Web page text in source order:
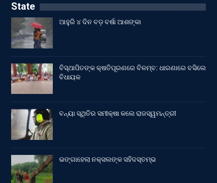
State
ଆହୁରି ୪ ଦିନ ବଡ଼ ବର୍ଷା ଆଶଙ୍କା
ବିସ୍ଥାପିତଙ୍କ କ୍ଷତିପୂରଣରେ ବିଳମ୍ବ: ଧାରଣାରେ ବସିଲେ
ବିଧାୟକ
ବନ୍ୟା ସ୍ଥିତିର ସମୀକ୍ଷା କଲେ ରାଜସ୍ୱମନ୍ତ୍ରୀ
ଭଙ୍ଗାହେଲା ନକ୍ସଲଙ୍କ ସହିଦସ୍ତମ୍ଭ